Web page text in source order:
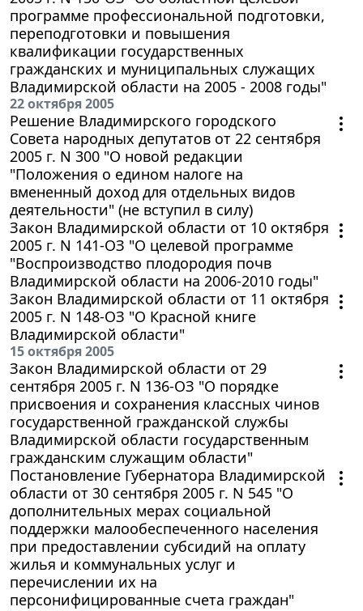
программе профессиональной подготовки,
переподготовки и повышения
квалификации государственных
гражданских и муниципальных служащих
Владимирской области на 2005 - 2008 годы"
22 октября 2005
Решение Владимирского городского
Совета народных депутатов от 22 сентября
2005 г. N 300 "О новой редакции
"Положения о едином налоге на
вмененный доход для отдельных видов
деятельности" (не вступил в силу)
Закон Владимирской области от 10 октября
2005 г. N 141-ОЗ "О целевой программе
"Воспроизводство плодородия почв
Владимирской области на 2006-2010 годы"
Закон Владимирской области от 11 октября
2005 г. N 148-ОЗ "О Красной книге
Владимирской области"
15 октября 2005
Закон Владимирской области от 29
сентября 2005 г. N 136-ОЗ "О порядке
присвоения и сохранения классных чинов
государственной гражданской службы
Владимирской области государственным
гражданским служащим области"
Постановление Губернатора Владимирской
области от 30 сентября 2005 г. N 545 "О
дополнительных мерах социальной
поддержки малообеспеченного населения
при предоставлении субсидий на оплату
жилья и коммунальных услуг и
перечислении их на
персонифицированные счета граждан"